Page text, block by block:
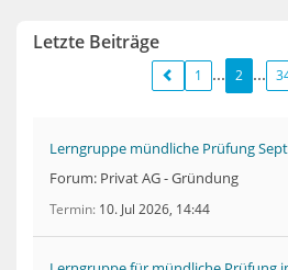
Letzte Beiträge
1 2
Lerngruppe mündliche Prüfung
Forum: Privat AG - Gründung
Termin 10. Jul 2026, 14:44